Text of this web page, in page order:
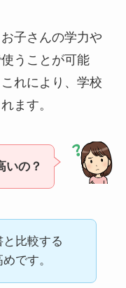
子さんの学力や
うことが可能
れにより、学校
ます。
いの？
比較する
です。